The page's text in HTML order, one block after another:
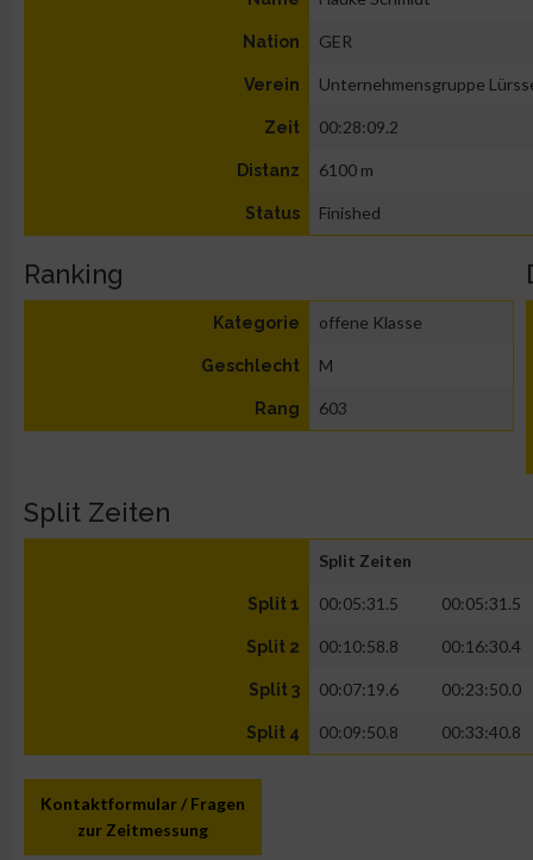
Nation GER
Verein Unternehmensgruppe
Zeit 00:28:09.2
Distanz 6100 m
Status Finished
Ranking
Kategorie offene Klasse
Geschlecht M
Rang 603
Split Zeiten
Split Zeiten
Split 1 00:05:31.5 00:05:31.5
Split 2 00:10:58.8 00:16:30.4
Split 3 00:07:19.6 00:23:50.0
Split 4 00:09:50.8 00:33:40.8
Kontaktformular / Fragen
zur Zeitmessung